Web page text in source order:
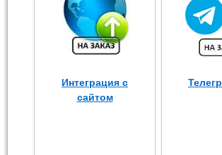
Интеграция с
сайтом